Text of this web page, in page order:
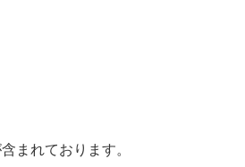
まれております。